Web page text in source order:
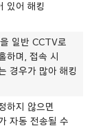
있어 해킹
일반 CCTV로
하며, 접속 시
경우가 많아 해킹
하지 않으면
자동 전송될 수